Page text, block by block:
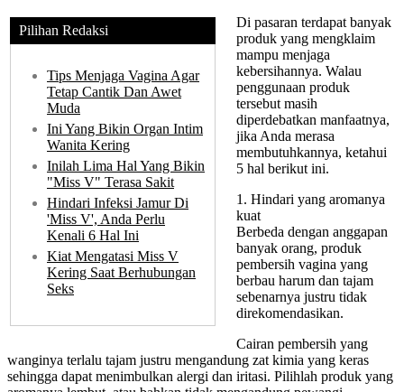
Pilihan Redaksi
Tips Menjaga Vagina Agar
Tetap Cantik Dan Awet
Muda
Ini Yang Bikin Organ Intim
Wanita Kering
Inilah Lima Hal Yang Bikin
"Miss V" Terasa Sakit
Hindari Infeksi Jamur Di
'Miss V', Anda Perlu
Kenali 6 Hal Ini
Kiat Mengatasi Miss V
Kering Saat Berhubungan
Seks
Di pasaran terdapat banyak
produk yang mengklaim
mampu menjaga
kebersihannya. Walau
penggunaan produk
tersebut masih
diperdebatkan manfaatnya,
jika Anda merasa
membutuhkannya, ketahui
5 hal berikut ini.
1. Hindari yang aromanya
kuat
Berbeda dengan anggapan
banyak orang, produk
pembersih vagina yang
berbau harum dan tajam
sebenarnya justru tidak
direkomendasikan.
Cairan pembersih yang
wanginya terlalu tajam justru mengandung zat kimia yang keras
sehingga dapat menimbulkan alergi dan iritasi. Pilihlah produk yang